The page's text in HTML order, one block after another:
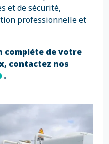
et de sécurité,
professionnelle et
complète de votre
contactez nos
.